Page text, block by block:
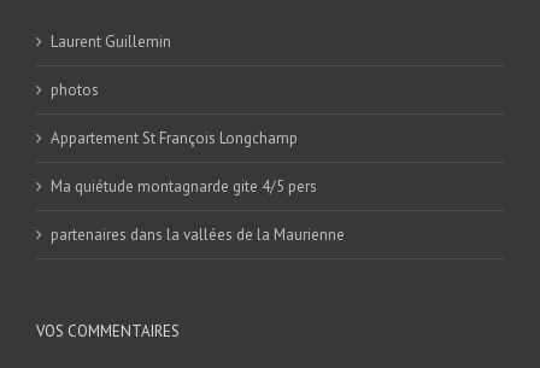
Laurent Guillemin
photos
Appartement St François Longchamp
Ma quiétude montagnarde gite 4/5 pers
partenaires dans la vallées de la Maurienne
VOS COMMENTAIRES